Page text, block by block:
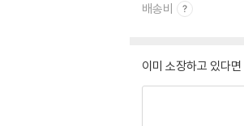
배송비
이미 소장하고 있다